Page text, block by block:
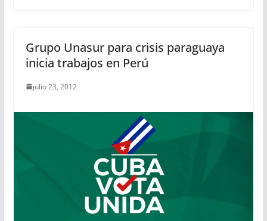
Grupo Unasur para crisis paraguaya
inicia trabajos en Perú
julio 23, 2012